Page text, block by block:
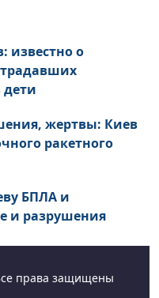
известно о
дети
жертвы: Киев
ракетного
БПЛА и
и разрушения
права защищены